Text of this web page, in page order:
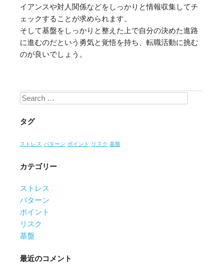
イアンスや対人関係などをしっかりと情報収集してチ
ェックすることが求められます。
そして基盤をしっかりと整えた上で自分の決めた進路
に進むのだという勇気と覚悟を持ち、転職活動に挑む
のが良いでしょう。
Search
タグ
ストレス パターン ポイント リスク 基盤
カテゴリー
ストレス
パターン
ポイント
リスク
基盤
最近のコメント